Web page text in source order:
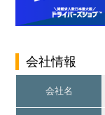
会社情報
会社名